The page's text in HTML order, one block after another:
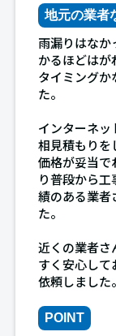
地元の業者
雨漏りはな
かるほどはが
タイミングか
た。
インターネッ
相見積もりを
価格が妥当で
り普段から
績のある業者
た。
近くの業者さ
すく安心して
依頼しました。
POINT